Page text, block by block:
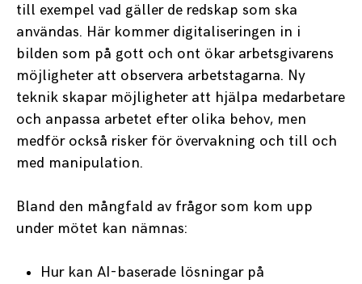
till exempel vad gäller de redskap som ska
användas. Här kommer digitaliseringen in i
bilden som på gott och ont ökar arbetsgivarens
möjligheter att observera arbetstagarna. Ny
teknik skapar möjligheter att hjälpa medarbetare
och anpassa arbetet efter olika behov, men
medför också risker för övervakning och till och
med manipulation.
Bland den mångfald av frågor som kom upp
under mötet kan nämnas:
Hur kan AI-baserade lösningar på